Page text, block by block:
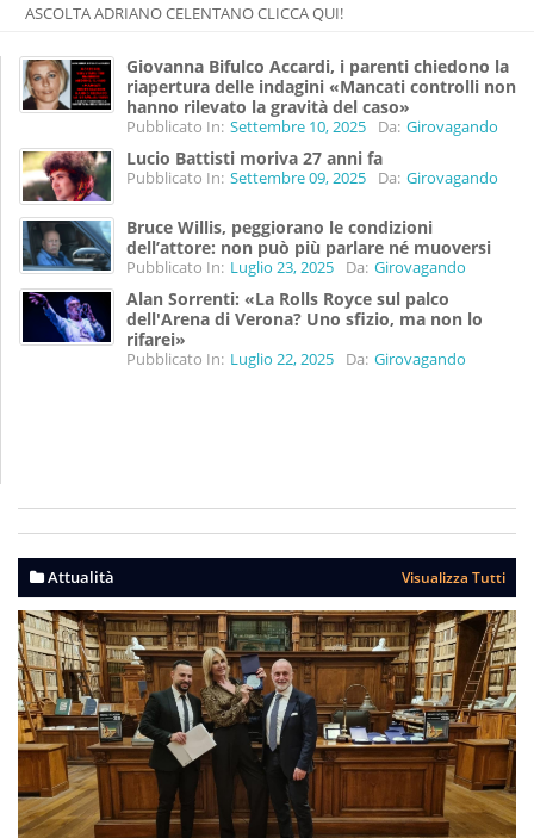
ASCOLTA ADRIANO CELENTANO CLICCA QUI!
Giovanna Bifulco Accardi, i parenti chiedono la
riapertura delle indagini «Mancati controlli non
hanno rilevato la gravità del caso»
Pubblicato In: Settembre 10, 2025 Da: Girovagando
Lucio Battisti moriva 27 anni fa
Pubblicato In: Settembre 09, 2025 Da: Girovagando
Bruce Willis, peggiorano le condizioni
dell’attore: non può più parlare né muoversi
Pubblicato In: Luglio 23, 2025 Da: Girovagando
Alan Sorrenti: «La Rolls Royce sul palco
dell'Arena di Verona? Uno sfizio, ma non lo
rifarei»
Pubblicato In: Luglio 22, 2025 Da: Girovagando
Attualità Visualizza Tutti